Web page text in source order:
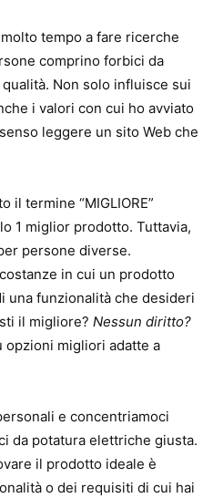
tempo a fare ricerche
comprino forbici da
Non solo influisce sui
i valori con cui ho avviato
leggere un sito Web che
il termine “MIGLIORE”
1 miglior prodotto. Tuttavia,
persone diverse.
in cui un prodotto
una funzionalità che desideri
il ​​migliore? Nessun diritto?
opzioni migliori adatte a
e concentriamoci
da potatura elettriche giusta.
il prodotto ideale è
o dei requisiti di cui hai